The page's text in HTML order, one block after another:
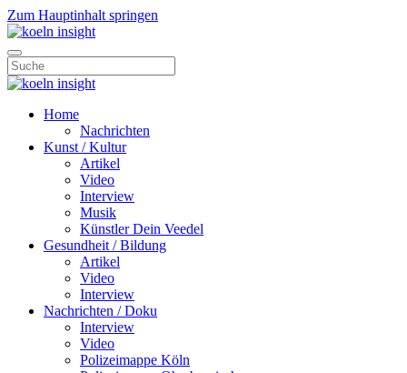
Zum Hauptinhalt springen
Home
Nachrichten
Kunst / Kultur
Artikel
Video
Interview
Musik
Künstler Dein Veedel
Gesundheit / Bildung
Artikel
Video
Interview
Nachrichten / Doku
Interview
Video
Polizeimappe Köln